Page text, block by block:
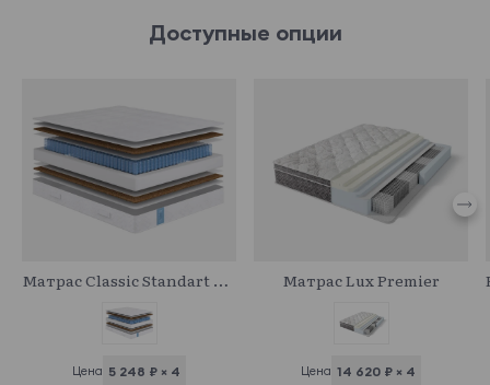
Доступные опции
Матрас Classic Standart Middle
Цена 5 248 ₽ × 4
Матрас Lux Premier
Цена 14 620 ₽ × 4